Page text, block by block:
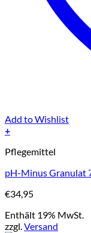
Add to Wishlist
+
Pflegemittel
pH-Minus Granulat
€34,95
Enthält 19% MwSt.
zzgl.Versand